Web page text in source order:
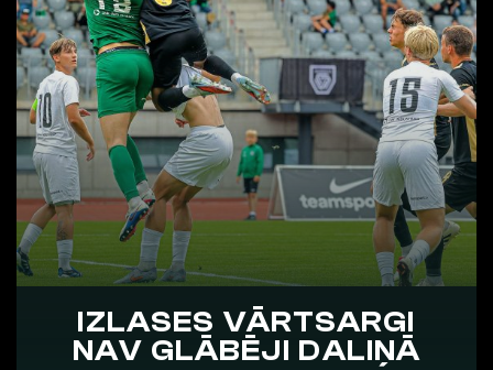
IZLASES VĀRTSARGI
NAV GLĀBĒJI DALIŅĀ